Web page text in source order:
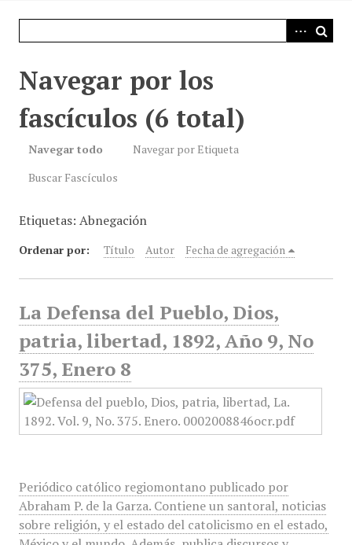
Navegar por los
fascículos (6 total)
Navegar todo
Navegar por Etiqueta
Buscar Fascículos
Etiquetas: Abnegación
Ordenar por: Título Autor Fecha de agregación
La Defensa del Pueblo, Dios,
patria, libertad, 1892, Año 9, No
375, Enero 8
Periódico católico regiomontano publicado por
Abraham P. de la Garza. Contiene un santoral, noticias
sobre religión, y el estado del catolicismo en el estado,